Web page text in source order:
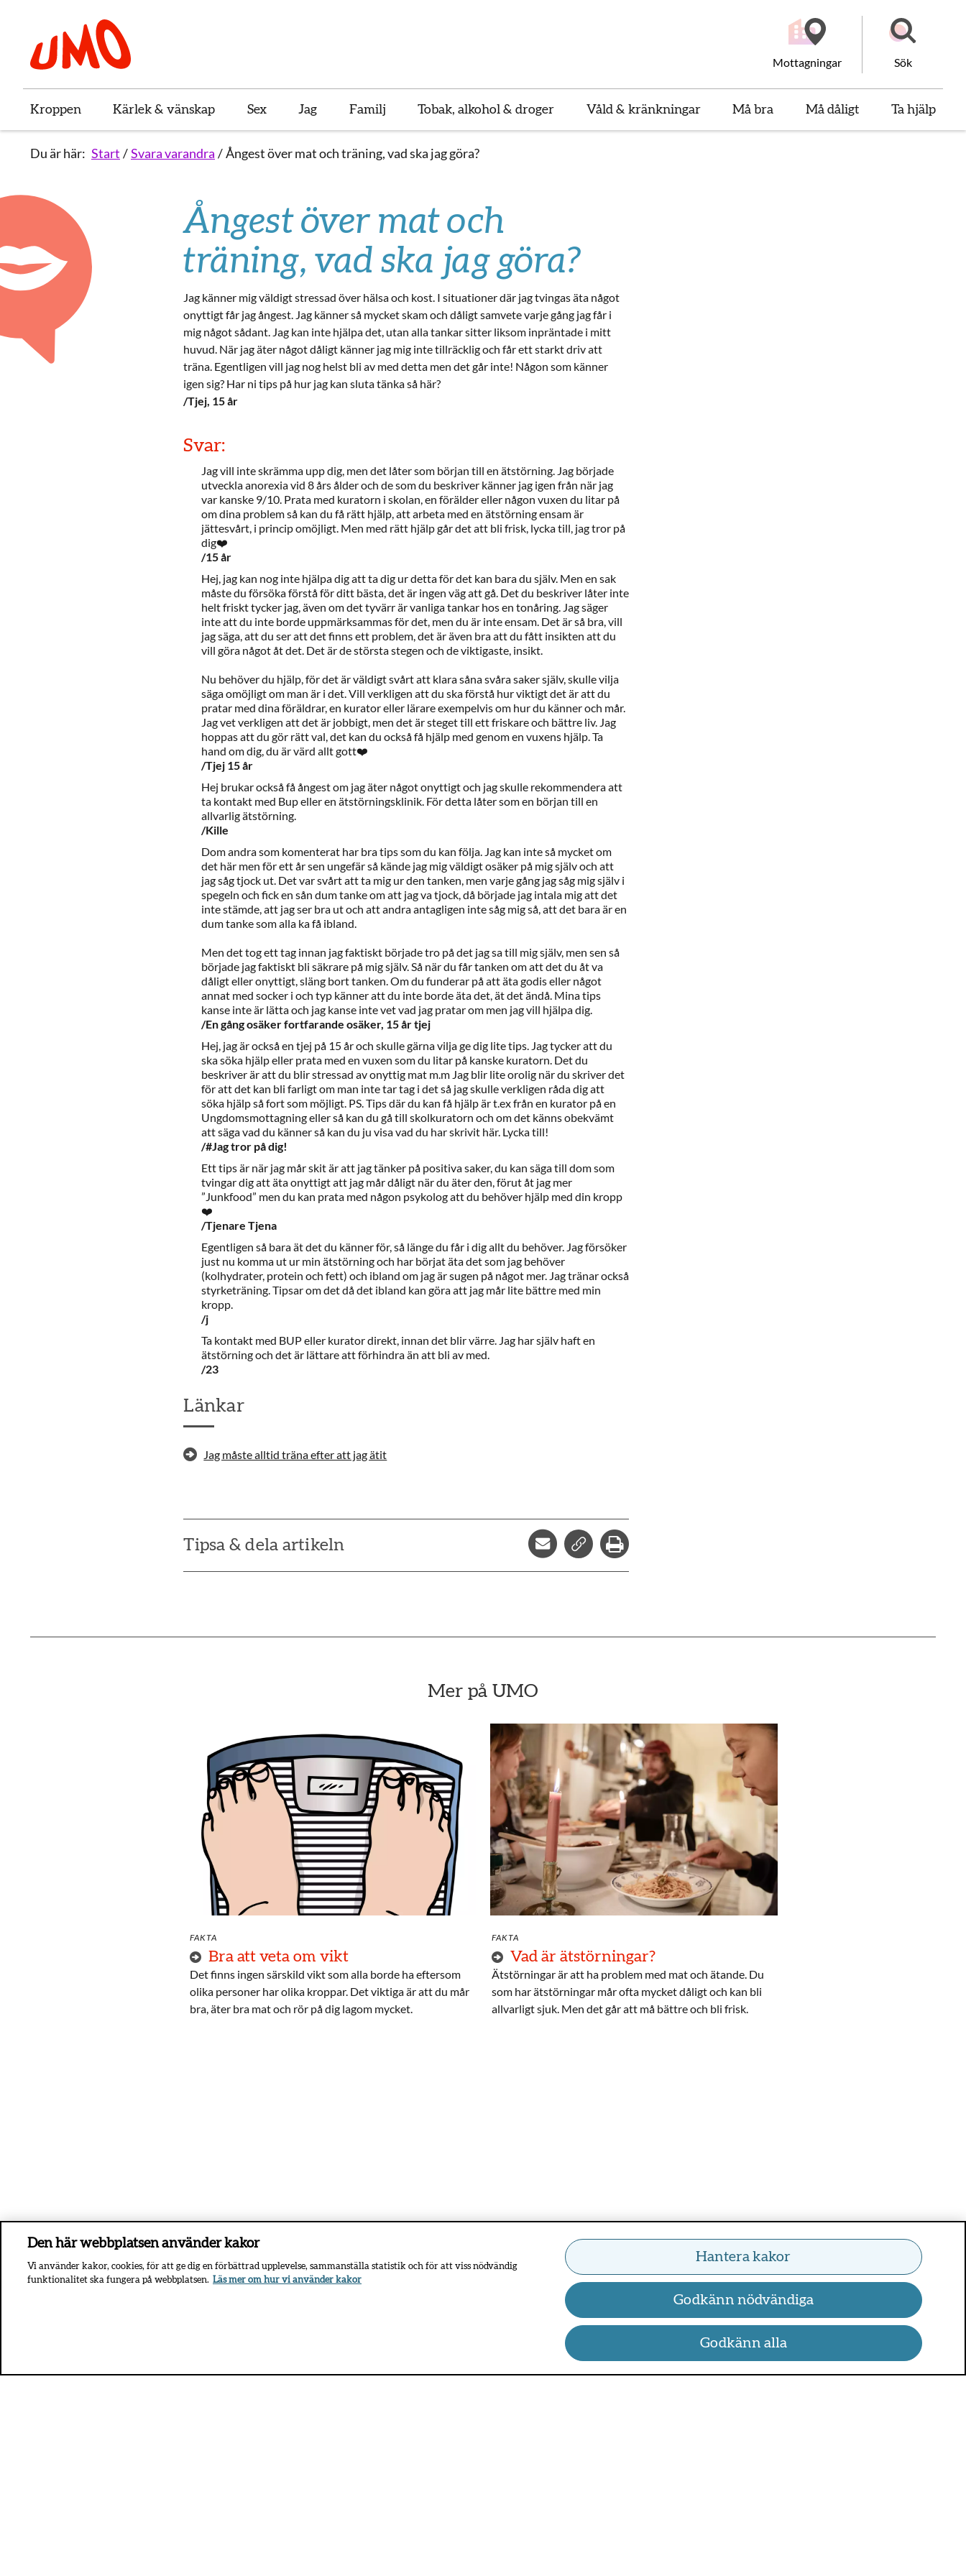
Till startsidan för Umo
Mottagningar Sök
Kroppen Kärlek & vänskap Sex Jag Familj Tobak, alkohol & droger Våld & kränkningar Må bra Må dåligt Ta hjälp
Du är här: Start Svara varandra Ångest över mat och träning, vad ska jag göra?
Ångest över mat och
träning, vad ska jag göra?
Jag känner mig väldigt stressad över hälsa och kost. I situationer där jag tvingas äta något
onyttigt får jag ångest. Jag känner så mycket skam och dåligt samvete varje gång jag får i
mig något sådant. Jag kan inte hjälpa det, utan alla tankar sitter liksom inpräntade i mitt
huvud. När jag äter något dåligt känner jag mig inte tillräcklig och får ett starkt driv att
träna. Egentligen vill jag nog helst bli av med detta men det går inte! Någon som känner
igen sig? Har ni tips på hur jag kan sluta tänka så här?
/Tjej, 15 år
Svar:
Jag vill inte skrämma upp dig, men det låter som början till en ätstörning. Jag började
utveckla anorexia vid 8 års ålder och de som du beskriver känner jag igen från när jag
var kanske 9/10. Prata med kuratorn i skolan, en förälder eller någon vuxen du litar på
om dina problem så kan du få rätt hjälp, att arbeta med en ätstörning ensam är
jättesvårt, i princip omöjligt. Men med rätt hjälp går det att bli frisk, lycka till, jag tror på
dig❤️
/15 år
Hej, jag kan nog inte hjälpa dig att ta dig ur detta för det kan bara du själv. Men en sak
måste du försöka förstå för ditt bästa, det är ingen väg att gå. Det du beskriver låter inte
helt friskt tycker jag, även om det tyvärr är vanliga tankar hos en tonåring. Jag säger
inte att du inte borde uppmärksammas för det, men du är inte ensam. Det är så bra, vill
jag säga, att du ser att det finns ett problem, det är även bra att du fått insikten att du
vill göra något åt det. Det är de största stegen och de viktigaste, insikt.
Nu behöver du hjälp, för det är väldigt svårt att klara såna svåra saker själv, skulle vilja
säga omöjligt om man är i det. Vill verkligen att du ska förstå hur viktigt det är att du
pratar med dina föräldrar, en kurator eller lärare exempelvis om hur du känner och mår.
Jag vet verkligen att det är jobbigt, men det är steget till ett friskare och bättre liv. Jag
hoppas att du gör rätt val, det kan du också få hjälp med genom en vuxens hjälp. Ta
hand om dig, du är värd allt gott❤️
/Tjej 15 år
Hej brukar också få ångest om jag äter något onyttigt och jag skulle rekommendera att
ta kontakt med Bup eller en ätstörningsklinik. För detta låter som en början till en
allvarlig ätstörning.
/Kille
Dom andra som komenterat har bra tips som du kan följa. Jag kan inte så mycket om
det här men för ett år sen ungefär så kände jag mig väldigt osäker på mig själv och att
jag såg tjock ut. Det var svårt att ta mig ur den tanken, men varje gång jag såg mig själv i
spegeln och fick en sån dum tanke om att jag va tjock, då började jag intala mig att det
inte stämde, att jag ser bra ut och att andra antagligen inte såg mig så, att det bara är en
dum tanke som alla ka få ibland.
Men det tog ett tag innan jag faktiskt började tro på det jag sa till mig själv, men sen så
började jag faktiskt bli säkrare på mig själv. Så när du får tanken om att det du åt va
dåligt eller onyttigt, släng bort tanken. Om du funderar på att äta godis eller något
annat med socker i och typ känner att du inte borde äta det, ät det ändå. Mina tips
kanse inte är lätta och jag kanse inte vet vad jag pratar om men jag vill hjälpa dig.
/En gång osäker fortfarande osäker, 15 år tjej
Hej, jag är också en tjej på 15 år och skulle gärna vilja ge dig lite tips. Jag tycker att du
ska söka hjälp eller prata med en vuxen som du litar på kanske kuratorn. Det du
beskriver är att du blir stressad av onyttig mat m.m Jag blir lite orolig när du skriver det
för att det kan bli farligt om man inte tar tag i det så jag skulle verkligen råda dig att
söka hjälp så fort som möjligt. PS. Tips där du kan få hjälp är t.ex från en kurator på en
Ungdomsmottagning eller så kan du gå till skolkuratorn och om det känns obekvämt
att säga vad du känner så kan du ju visa vad du har skrivit här. Lycka till!
/#Jag tror på dig!
Ett tips är när jag mår skit är att jag tänker på positiva saker, du kan säga till dom som
tvingar dig att äta onyttigt att jag mår dåligt när du äter den, förut åt jag mer
”Junkfood” men du kan prata med någon psykolog att du behöver hjälp med din kropp
❤️
/Tjenare Tjena
Egentligen så bara ät det du känner för, så länge du får i dig allt du behöver. Jag försöker
just nu komma ut ur min ätstörning och har börjat äta det som jag behöver
(kolhydrater, protein och fett) och ibland om jag är sugen på något mer. Jag tränar också
styrketräning. Tipsar om det då det ibland kan göra att jag mår lite bättre med min
kropp.
/j
Ta kontakt med BUP eller kurator direkt, innan det blir värre. Jag har själv haft en
ätstörning och det är lättare att förhindra än att bli av med.
/23
Länkar
Jag måste alltid träna efter att jag ätit
Tipsa & dela artikeln
Dela via mejlKopiera länk
Mer på UMO
FAKTA
Bra att veta om vikt
Det finns ingen särskild vikt som alla borde ha eftersom
olika personer har olika kroppar. Det viktiga är att du mår
bra, äter bra mat och rör på dig lagom mycket.
FAKTA
Vad är ätstörningar?
Ätstörningar är att ha problem med mat och ätande. Du
som har ätstörningar mår ofta mycket dåligt och kan bli
allvarligt sjuk. Men det går att må bättre och bli frisk.
Den här webbplatsen använder kakor
Vi använder kakor, cookies, för att ge dig en förbättrad upplevelse, sammanställa statistik och för att viss nödvändig
funktionalitet ska fungera på webbplatsen. Läs mer om hur vi använder kakor
Hantera kakor
Godkänn nödvändiga
Godkänn alla